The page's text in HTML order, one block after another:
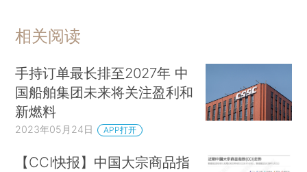
相关阅读
手持订单最长排至2027年 中
国船舶集团未来将关注盈利和
新燃料
2023年05月24日 APP打开
【CCI快报】中国大宗商品指